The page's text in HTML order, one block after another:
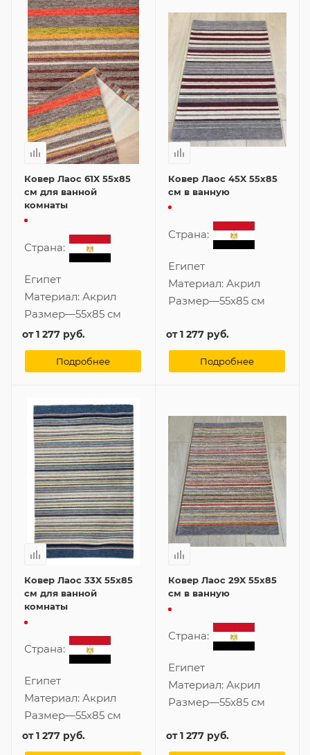
Ковер Лаос 61X 55x85
см для ванной
комнаты
Страна:
Египет
Материал: Акрил
Размер—55x85 см
от1 277 руб.
Подробнее
Ковер Лаос 45X 55x85
см в ванную
Страна:
Египет
Материал: Акрил
Размер—55x85 см
от1 277 руб.
Подробнее
Ковер Лаос 33X 55x85
см для ванной
комнаты
Страна:
Египет
Материал: Акрил
Размер—55x85 см
от1 277 руб.
Ковер Лаос 29X 55x85
см в ванную
Страна:
Египет
Материал: Акрил
Размер—55x85 см
от1 277 руб.